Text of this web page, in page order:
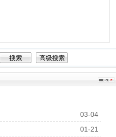
03-04
01-21